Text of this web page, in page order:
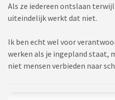
Als ze iedereen ontslaan
uiteindelijk werkt dat niet.
Ik ben echt wel voor
werken als je ingepland staat,
niet mensen verbieden naar